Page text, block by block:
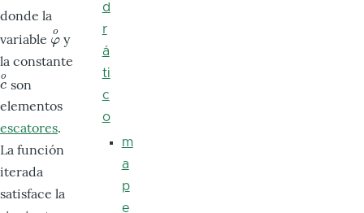
donde la
variable φ
o
φoy
la constante
c
o
c o
son
elementos
escatores.
La función
iterada
satisface la
d
r
á
ti
c
o
m
a
p
e